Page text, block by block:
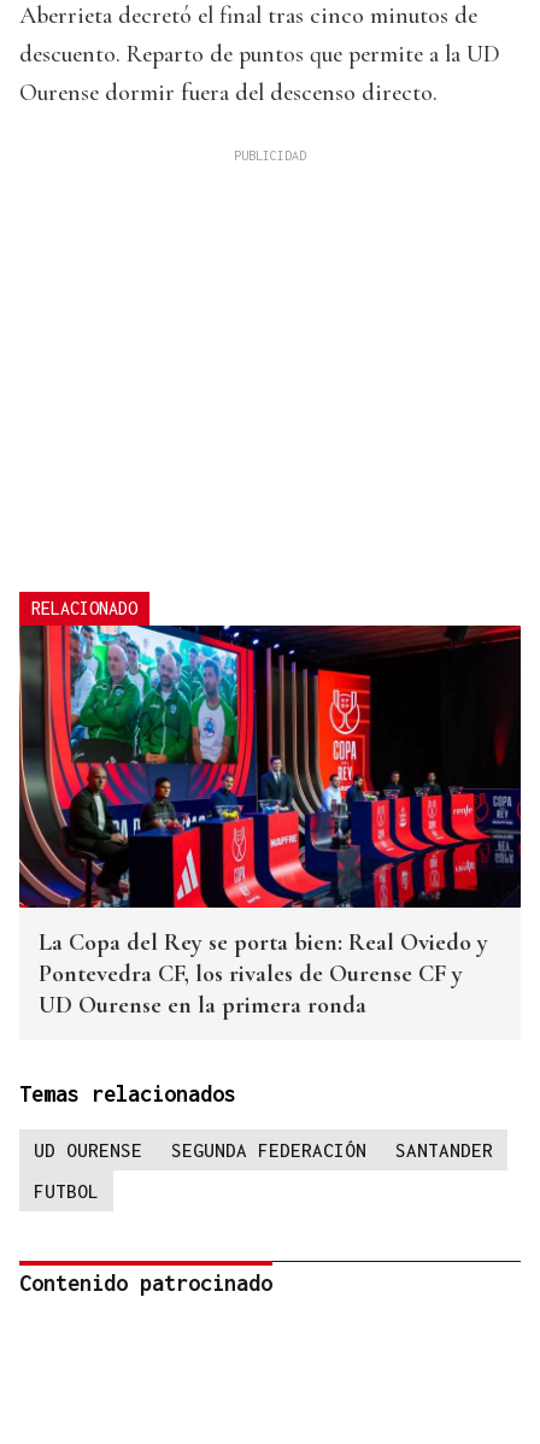
Aberrieta decretó el final tras cinco minutos de
descuento. Reparto de puntos que permite a la UD
Ourense dormir fuera del descenso directo.
RELACIONADO
La Copa del Rey se porta bien: Real Oviedo y
Pontevedra CF, los rivales de Ourense CF y
UD Ourense en la primera ronda
Temas relacionados
UD OURENSE SEGUNDA FEDERACIÓN
SANTANDER
FUTBOL
Contenido patrocinado